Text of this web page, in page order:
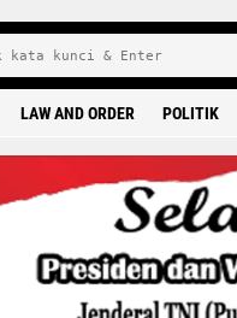
LAW AND ORDER POLITIK